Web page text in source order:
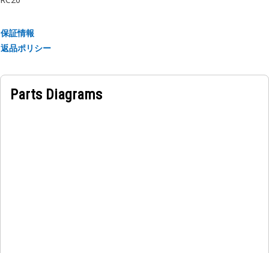
保証情報
返品ポリシー
Parts Diagrams